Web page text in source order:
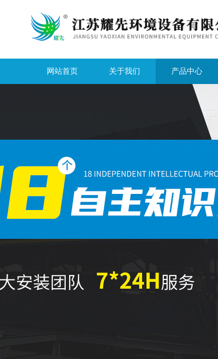
网站首页 关于我们 产品中心